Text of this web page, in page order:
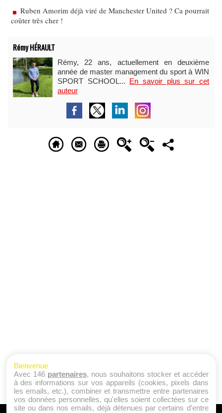
Ruben Amorim déjà viré de Manchester United ? Ca pourrait
coûter très cher !
Rémy HÉRAULT
Rémy, 22 ans, actuellement en deuxième
année de master management du sport à WIN
SPORT SCHOOL... En savoir plus sur cet
auteur
Bienvenue
Avec 146 partenaires, nous souhaitons stocker et accéder
à des informations sur vos appareils (cookies, pixels dans
les emails, etc.), combiner et transmettre entre partenaires
vos données personnelles, qu'elles soient collectées sur ce
site ou dans nos emails, déjà détenues par certains d'entre